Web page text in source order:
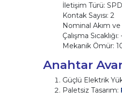
İletişim Türü:
Kontak Sayısı: 2
Nominal Akım
Çalışma
Mekanik Ömür:
Anahtar
Güçlü Elektrik
Paletsiz Tasarım: